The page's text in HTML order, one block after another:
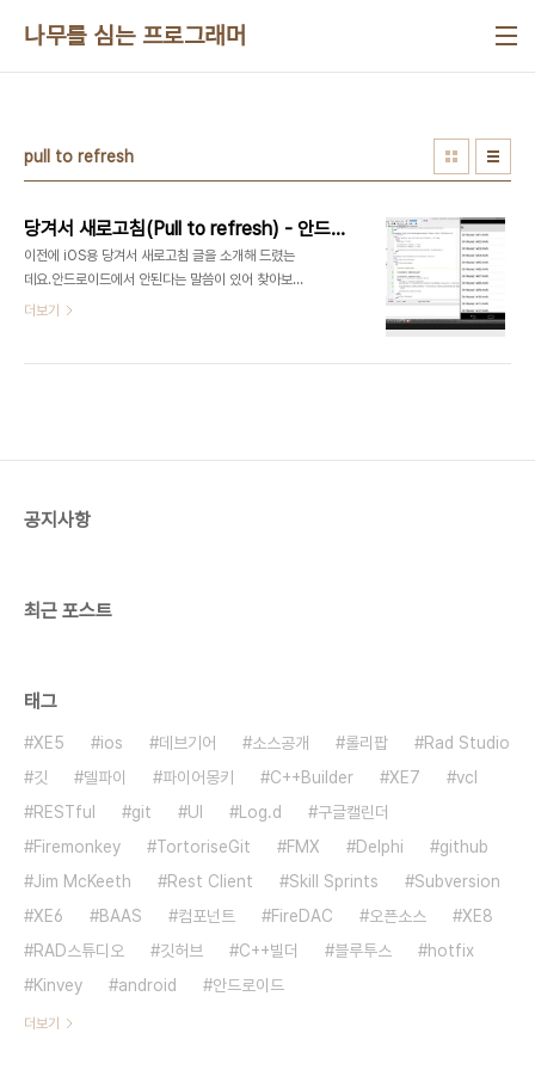
나무를 심는 프로그래머
pull to refresh
당겨서 새로고침(Pull to refresh) - 안드로이드, iOS 구현
이전에 iOS용 당겨서 새로고침 글을 소개해 드렸는
데요.안드로이드에서 안된다는 말씀이 있어 찾아보
니 Android와 IOS를 동시에 사용할 수 있는 내용
다.http://www.fmxexpress.com/swipe-
더보기
공지사항
최근 포스트
태그
XE5 ios 데브기어 소스공개 롤리팝
Rad Studio
깃
델파이 파이어몽키 C++Builder XE7
vcl
RESTful
git UI Log.d
구글캘린더
Firemonkey
TortoriseGit FMX Delphi
github
Jim McKeeth
Rest Client Skill Sprints
Subversion
XE6
BAAS 컴포넌트 FireDAC 오픈소스
XE8
RAD스튜디오
깃허브 C++빌더 블루투스
hotfix
Kinvey
android 안드로이드
더보기